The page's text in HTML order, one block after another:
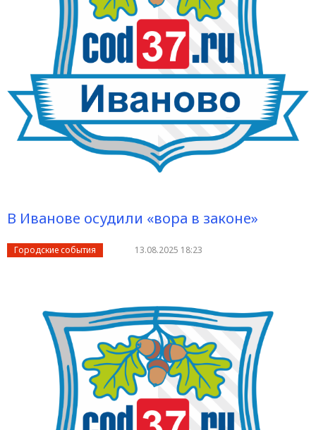
В Иванове осудили «вора в законе»
Городские события 13.08.2025 18:23